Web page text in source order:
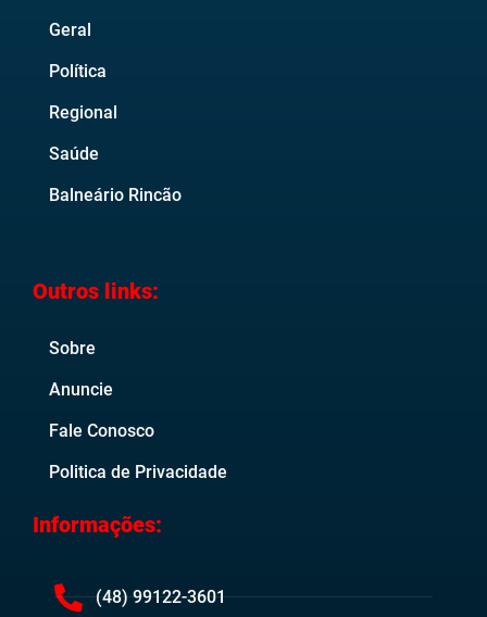
Geral
Política
Regional
Saúde
Balneário Rincão
Outros links:
Sobre
Anuncie
Fale Conosco
Politica de Privacidade
Informações:
(48) 99122-3601